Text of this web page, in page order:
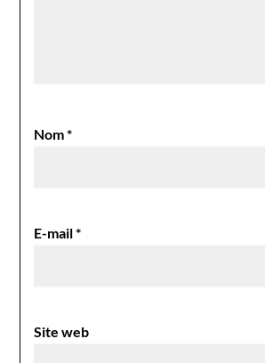
Nom*
E-mail*
Site web